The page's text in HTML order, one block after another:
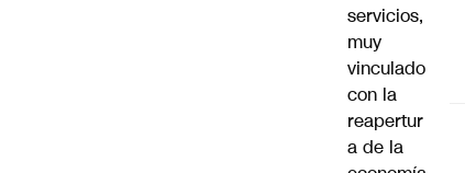
servicios,
muy
vinculado
con la
reapertur
a de la